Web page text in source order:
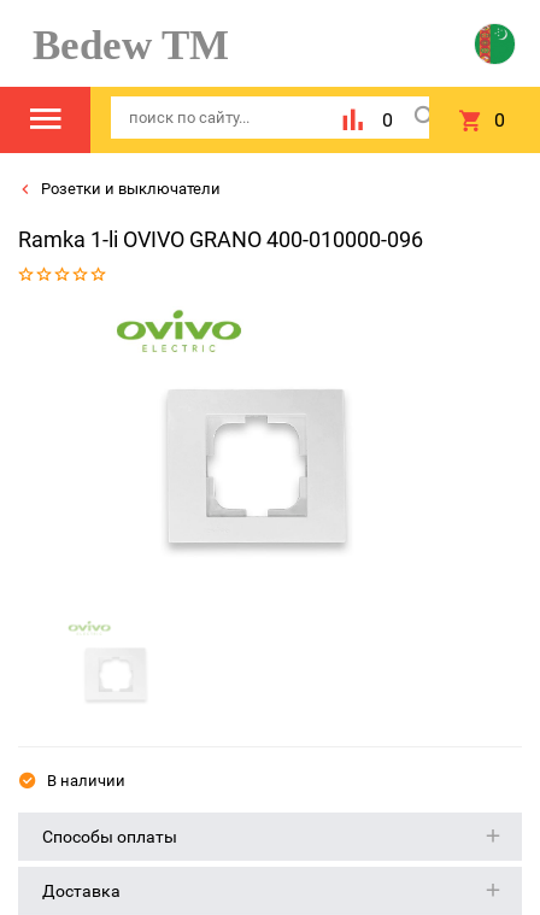
Bedew TM
0 0
Розетки и выключатели
Ramka 1-li OVIVO GRANO 400-010000-096
В наличии
Способы оплаты
Доставка